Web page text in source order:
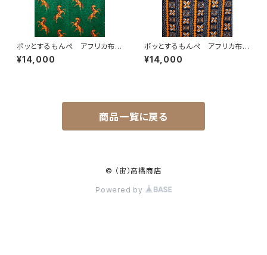
ポッとするもんぺ アフリカ布
No.226
¥14,000
ポッとするもんぺ アフリカ布
No.99
¥14,000
商品一覧に戻る
© （宙）高橋商店
Powered by